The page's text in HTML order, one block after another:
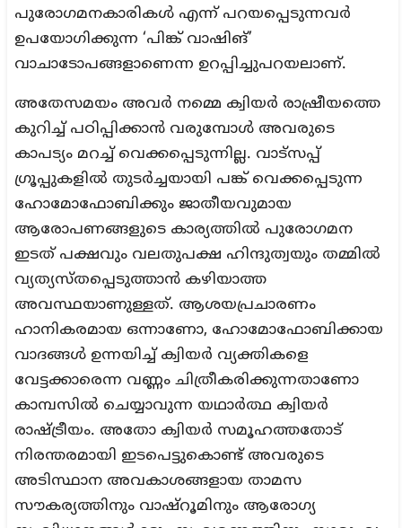
പുരോഗമനകാരികൾ എന്ന് പറയപ്പെടുന്നവർ
ഉപയോഗിക്കുന്ന ‘പിങ്ക് വാഷിങ്’
വാചാടോപങ്ങളാണെന്ന ഉറപ്പിച്ചുപറയലാണ്.
അതേസമയം അവർ നമ്മെ ക്വിയർ രാഷ്രീയത്തെ
കുറിച്ച് പഠിപ്പിക്കാൻ വരുമ്പോൾ അവരുടെ
കാപട്യം മറച്ച് വെക്കപ്പെടുന്നില്ല. വാട്സപ്പ്
ഗ്രൂപ്പുകളിൽ തുടർച്ചയായി പങ്ക് വെക്കപ്പെടുന്ന
ഹോമോഫോബിക്കും ജാതീയവുമായ
ആരോപണങ്ങളുടെ കാര്യത്തിൽ പുരോഗമന
ഇടത് പക്ഷവും വലതുപക്ഷ ഹിന്ദുത്വയും തമ്മിൽ
വ്യത്യസ്തപ്പെടുത്താൻ കഴിയാത്ത
അവസ്ഥയാണുള്ളത്. ആശയപ്രചാരണം
ഹാനികരമായ ഒന്നാണോ, ഹോമോഫോബിക്കായ
വാദങ്ങൾ ഉന്നയിച്ച് ക്വിയർ വ്യക്തികളെ
വേട്ടക്കാരെന്ന വണ്ണം ചിത്രീകരിക്കുന്നതാണോ
കാമ്പസിൽ ചെയ്യാവുന്ന യഥാർത്ഥ ക്വിയർ
രാഷ്ട്രീയം. അതോ ക്വിയർ സമൂഹത്തതോട്
നിരന്തരമായി ഇടപെട്ടുകൊണ്ട് അവരുടെ
അടിസ്ഥാന അവകാശങ്ങളായ താമസ
സൗകര്യത്തിനും വാഷ്‌റൂമിനും ആരോഗ്യ